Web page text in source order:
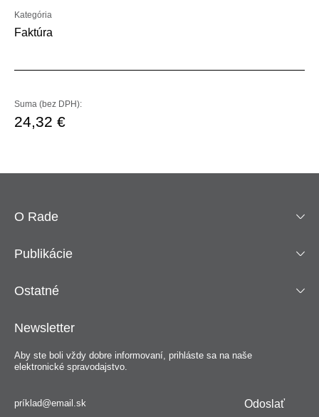
Kategória
Faktúra
Suma (bez DPH):
24,32 €
O Rade
Publikácie
Ostatné
Newsletter
Aby ste boli vždy dobre informovaní, prihláste sa na naše
elektronické spravodajstvo.
Odoslať